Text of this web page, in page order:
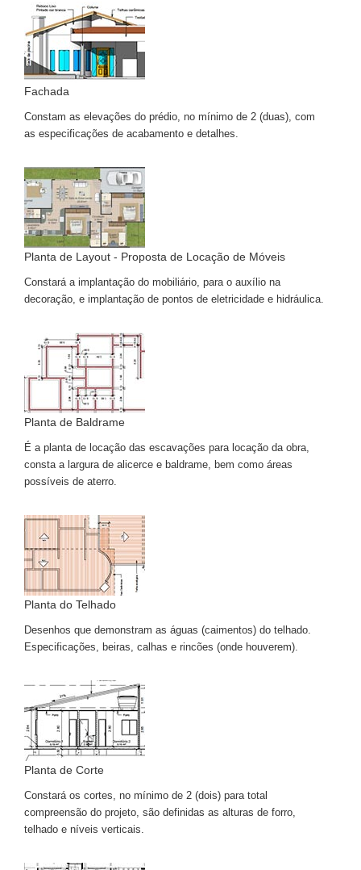
Fachada
Constam as elevações do prédio, no mínimo de 2 (duas), com
as especificações de acabamento e detalhes.
Planta de Layout - Proposta de Locação de Móveis
Constará a implantação do mobiliário, para o auxílio na
decoração, e implantação de pontos de eletricidade e hidráulica.
Planta de Baldrame
É a planta de locação das escavações para locação da obra,
consta a largura de alicerce e baldrame, bem como áreas
possíveis de aterro.
Planta do Telhado
Desenhos que demonstram as águas (caimentos) do telhado.
Especificações, beiras, calhas e rincões (onde houverem).
Planta de Corte
Constará os cortes, no mínimo de 2 (dois) para total
compreensão do projeto, são definidas as alturas de forro,
telhado e níveis verticais.